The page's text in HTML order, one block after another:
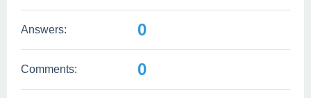
Answers: 0
Comments: 0